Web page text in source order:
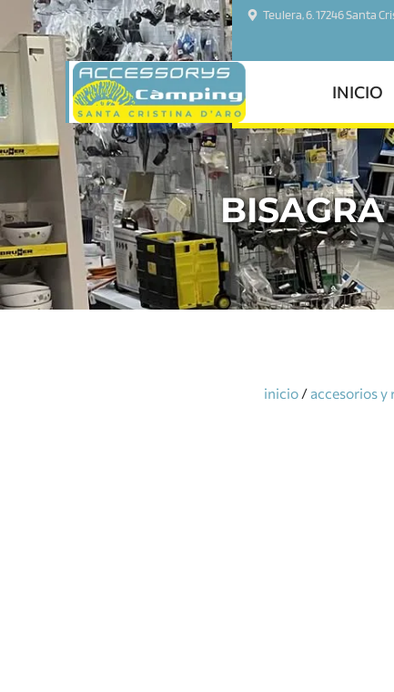
Teulera, 6. 17246 Santa
INICIO
inicio / accesorios y